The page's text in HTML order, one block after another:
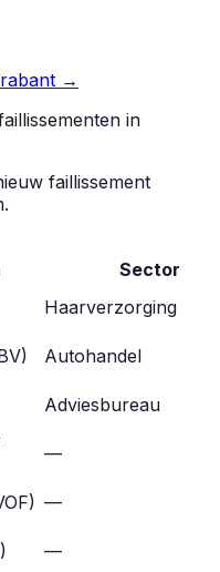
→
in
faillissement
.
Sector
Haarverzorging
) Autohandel
Adviesbureau
—
) —
) —